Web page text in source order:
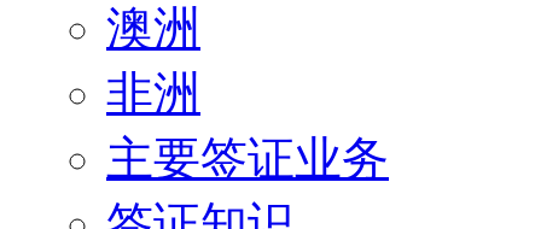
澳洲
非洲
主要签证业务